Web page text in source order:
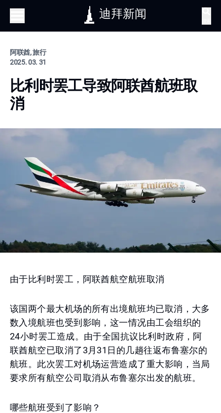
迪拜新闻
阿联酋, 旅行
2025. 03. 31
比利时罢工导致阿联酋航班取
消
由于比利时罢工，阿联酋航空航班取消
该国两个最大机场的所有出境航班均已取消，大多
数入境航班也受到影响，这一情况由工会组织的
24小时罢工造成。由于全国抗议比利时政府，阿
联酋航空已取消了3月31日的几趟往返布鲁塞尔的
航班。此次罢工对机场运营造成了重大影响，当局
要求所有航空公司取消从布鲁塞尔出发的航班。
哪些航班受到了影响？